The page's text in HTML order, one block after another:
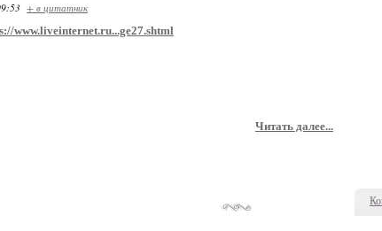
+ в цитатник
www.liveinternet.ru...ge27.shtml
Читать далее...